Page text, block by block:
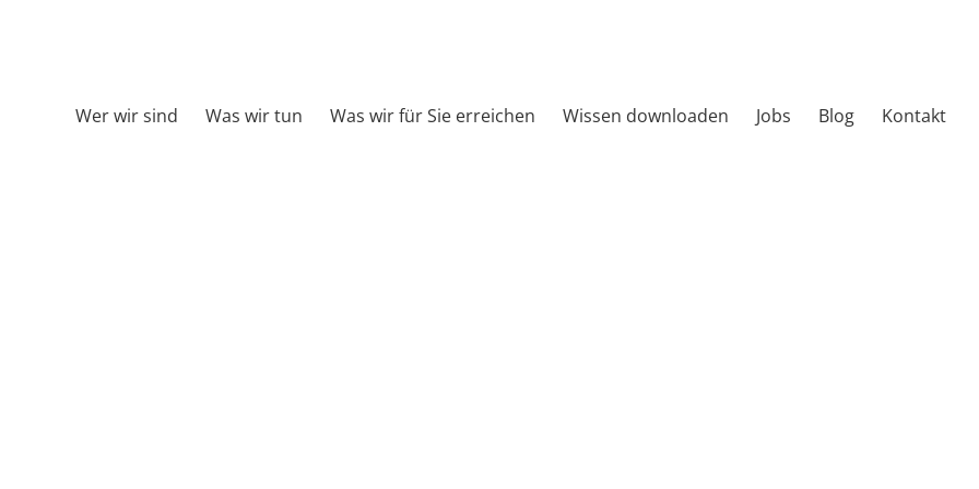
Wer wir sind Was wir tun Was wir für Sie erreichen Wissen downloaden Jobs Blog Kontakt